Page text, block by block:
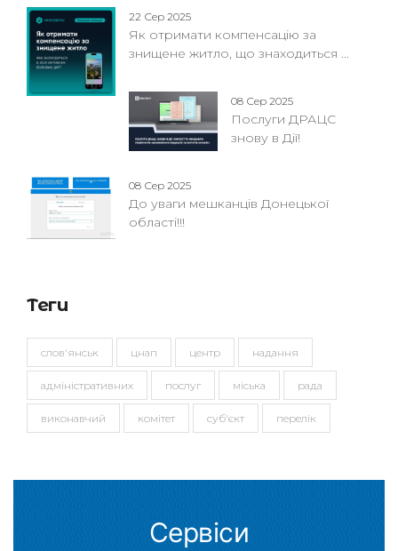
22 Сер 2025
Як отримати компенсацію за
знищене житло, що знаходиться ...
08 Сер 2025
Послуги ДРАЦС
знову в Дії!
08 Сер 2025
До уваги мешканців Донецької
області!!!
Теги
слов'янськ цнап центр надання
адміністративних послуг міська рада
виконавчий комітет суб'єкт перелік
Сервіси